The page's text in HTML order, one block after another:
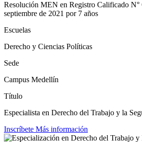
Resolución MEN en Registro Calificado N°
septiembre de 2021 por 7 años
Escuelas
Derecho y Ciencias Políticas
Sede
Campus Medellín
Título
Especialista en Derecho del Trabajo y la
Inscríbete Más información